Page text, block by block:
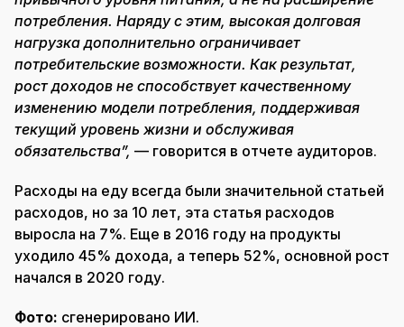
потребления. Наряду с этим, высокая долговая
нагрузка дополнительно ограничивает
потребительские возможности. Как результат,
рост доходов не способствует качественному
изменению модели потребления, поддерживая
текущий уровень жизни и обслуживая
обязательства”, — говорится в отчете аудиторов.
Расходы на еду всегда были значительной статьей
расходов, но за 10 лет, эта статья расходов
выросла на 7%. Еще в 2016 году на продукты
уходило 45% дохода, а теперь 52%, основной рост
начался в 2020 году.
Фото: сгенерировано ИИ.